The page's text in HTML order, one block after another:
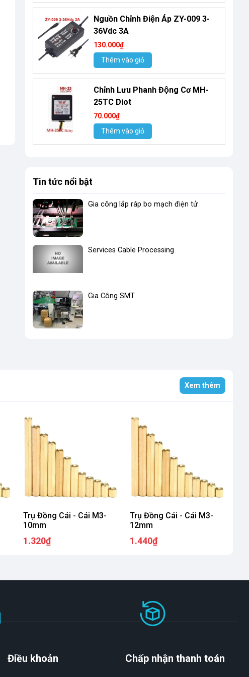
Nguồn Chỉnh Điện Áp ZY-009 3-
36Vdc 3A
130.000₫
Thêm vào giỏ
Chỉnh Lưu Phanh Động Cơ MH-
25TC Diot
70.000₫
Thêm vào giỏ
Tin tức nổi bật
Gia công lắp ráp bo mạch điện tử
Services Cable Processing
Gia Công SMT
Xem thêm
Trụ Đồng Cái - Cái M3-
10mm
1.320₫
Trụ Đồng Cái - Cái M3-
12mm
1.440₫
Điều khoản Chấp nhận thanh toán